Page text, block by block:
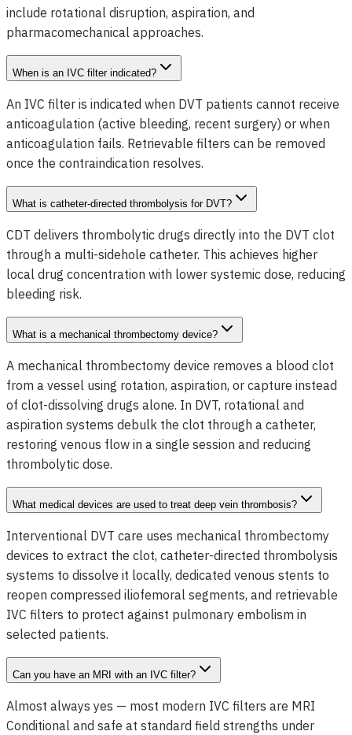
include rotational disruption, aspiration, and
pharmacomechanical approaches.
When is an IVC filter indicated?
An IVC filter is indicated when DVT patients cannot receive
anticoagulation (active bleeding, recent surgery) or when
anticoagulation fails. Retrievable filters can be removed
once the contraindication resolves.
What is catheter-directed thrombolysis for DVT?
CDT delivers thrombolytic drugs directly into the DVT clot
through a multi-sidehole catheter. This achieves higher
local drug concentration with lower systemic dose, reducing
bleeding risk.
What is a mechanical thrombectomy device?
A mechanical thrombectomy device removes a blood clot
from a vessel using rotation, aspiration, or capture instead
of clot-dissolving drugs alone. In DVT, rotational and
aspiration systems debulk the clot through a catheter,
restoring venous flow in a single session and reducing
thrombolytic dose.
What medical devices are used to treat deep vein thrombosis?
Interventional DVT care uses mechanical thrombectomy
devices to extract the clot, catheter-directed thrombolysis
systems to dissolve it locally, dedicated venous stents to
reopen compressed iliofemoral segments, and retrievable
IVC filters to protect against pulmonary embolism in
selected patients.
Can you have an MRI with an IVC filter?
Almost always yes — most modern IVC filters are MRI
Conditional and safe at standard field strengths under